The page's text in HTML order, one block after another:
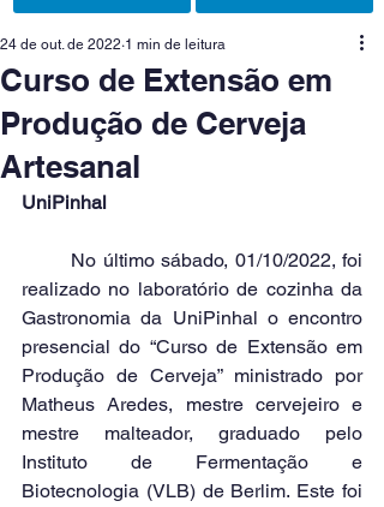
Curso de Extensão em
Produção de Cerveja
Artesanal
24 de out. de 2022 1 min de leitura
UniPinhal
realizado no laboratório de cozinha da
Gastronomia da UniPinhal o encontro
presencial do “Curso de Extensão em
Produção de Cerveja” ministrado por
Matheus Aredes, mestre cervejeiro e
mestre malteador, graduado pelo
Instituto de Fermentação e
Biotecnologia (VLB) de Berlim. Este foi